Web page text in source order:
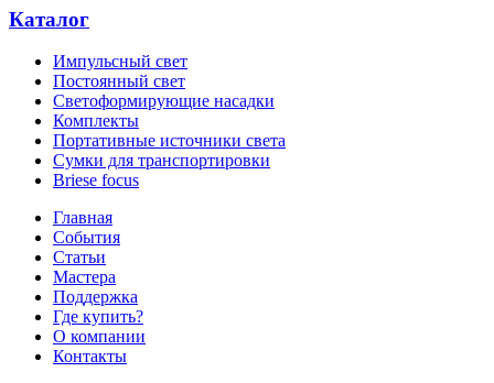
Каталог
Импульсный свет
Постоянный свет
Светоформирующие насадки
Комплекты
Портативные источники света
Сумки для транспортировки
Briese focus
Главная
События
Статьи
Мастера
Поддержка
Где купить?
О компании
Контакты